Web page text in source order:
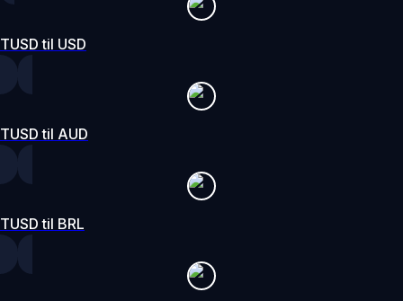
TUSD til USD
TUSD til AUD
TUSD til BRL